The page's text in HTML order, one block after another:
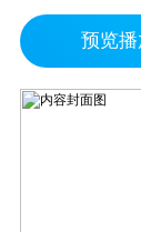
预览